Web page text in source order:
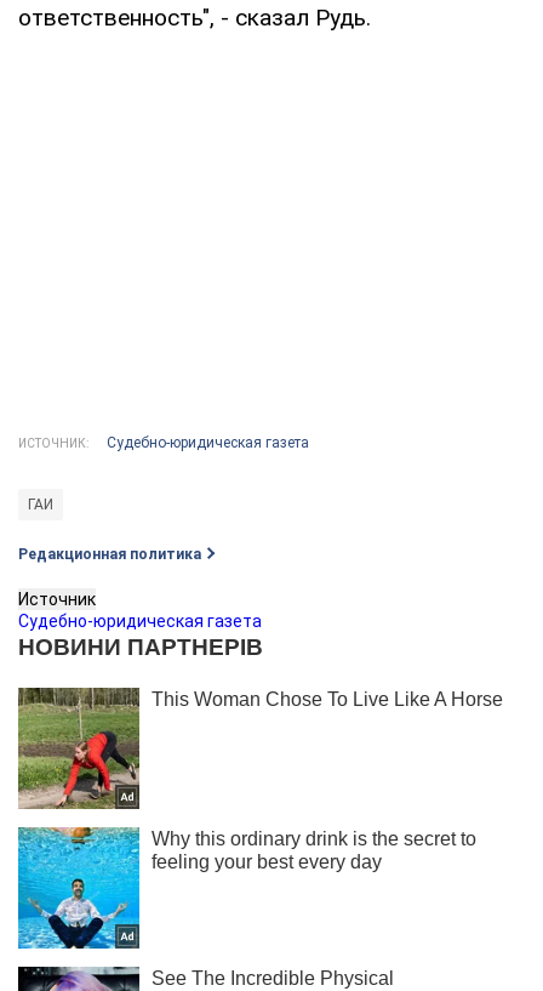
ответственность", - сказал Рудь.
ИСТОЧНИК: Судебно-юридическая газета
ГАИ
Редакционная политика
Источник
Судебно-юридическая газета